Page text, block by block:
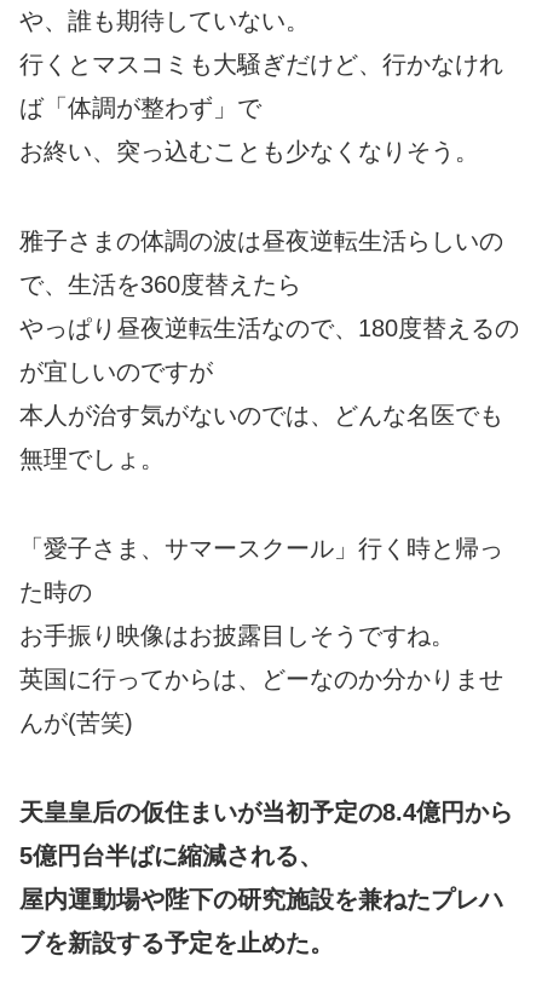
や、誰も期待していない。
行くとマスコミも大騒ぎだけど、行かなけれ
ば「体調が整わず」で
お終い、突っ込むことも少なくなりそう。
雅子さまの体調の波は昼夜逆転生活らしいの
で、生活を360度替えたら
やっぱり昼夜逆転生活なので、180度替えるの
が宜しいのですが
本人が治す気がないのでは、どんな名医でも
無理でしょ。
「愛子さま、サマースクール」行く時と帰っ
た時の
お手振り映像はお披露目しそうですね。
英国に行ってからは、どーなのか分かりませ
んが(苦笑)
天皇皇后の仮住まいが当初予定の8.4億円から
5億円台半ばに縮減される、
屋内運動場や陛下の研究施設を兼ねたプレハ
ブを新設する予定を止めた。